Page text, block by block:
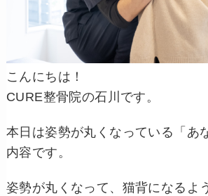
こんにちは！
CURE整骨院の石川です。
本日は姿勢が丸くなっている「あ
内容です。
姿勢が丸くなって、猫背になるよ